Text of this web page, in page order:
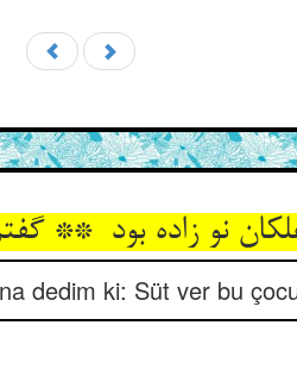
dedim ki: Süt ver bu